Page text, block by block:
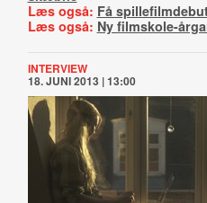
Læs også: Få
Læs også: Ny filmskole-
INTERVIEW
18. JUNI 2013 | 13:00